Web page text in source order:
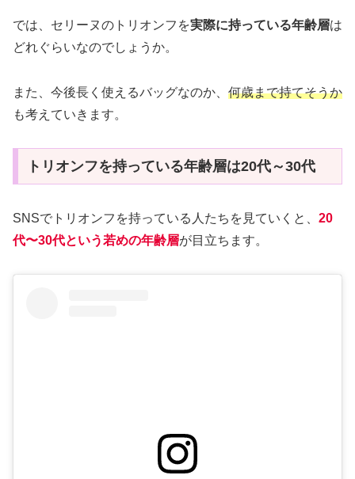
では、セリーヌのトリオンフを実際に持っている年齢層は
どれぐらいなのでしょうか。
また、今後長く使えるバッグなのか、 何歳まで持てそうか
も考えていきます。
トリオンフを持っている年齢層は20代～30代
SNSでトリオンフを持っている人たちを見ていくと、 20
代〜30代という若めの年齢層が目立ちます。